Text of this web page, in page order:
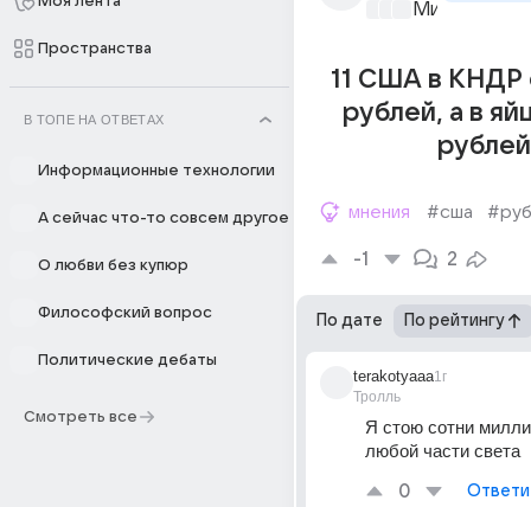
Пространства
В ТОПЕ НА ОТВЕТАХ
Информационные технологии
А сейчас что-то совсем другое
О любви без купюр
Философский вопрос
Политические дебаты
Смотреть все
Мир и его
11 США в КНДР
рублей, а в
рублей
мнения #сша
-1 2
По дате По рейтингу
terakotyaaa
Тролль
1г
Я стою сотни
любой части света
0